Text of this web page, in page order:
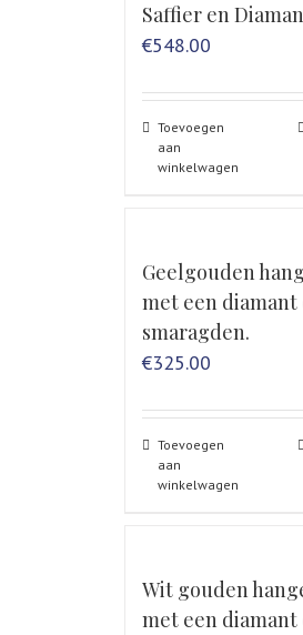
Saffier en
€548.00
Toevoegen
aan
winkelwagen
Geelgouden
met een diamant
smaragden.
€325.00
Toevoegen
aan
winkelwagen
Wit gouden
met een diamant